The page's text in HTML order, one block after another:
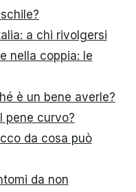
a chi rivolgersi
nella coppia: le
è un bene averle?
pene curvo?
da cosa può
da non